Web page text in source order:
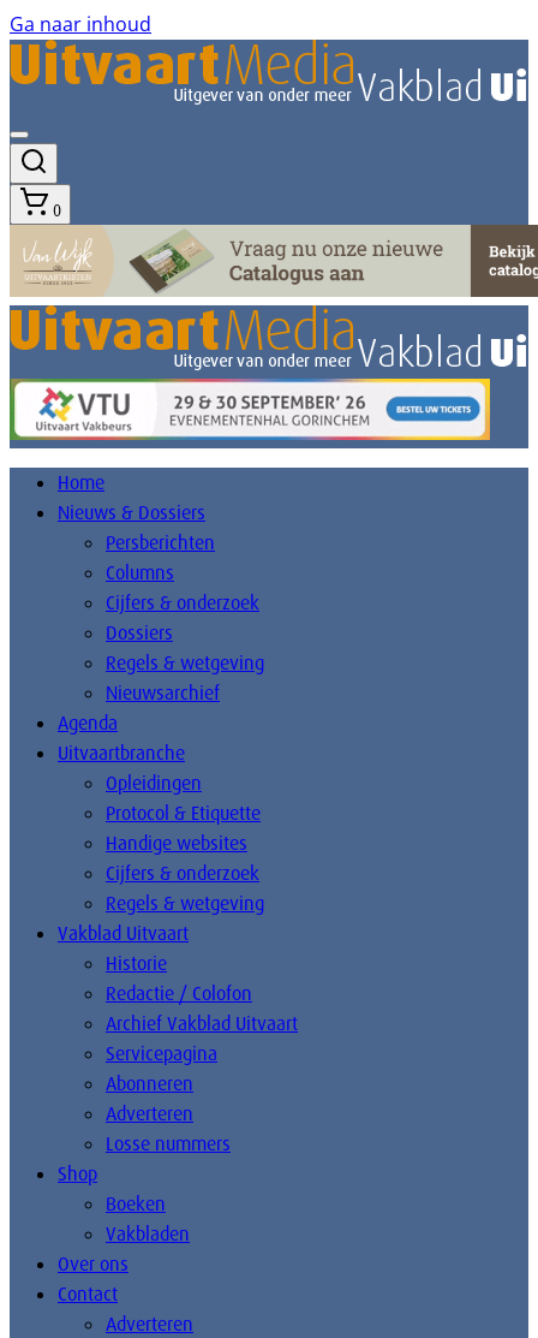
Ga naar inhoud
0
Home
Nieuws & Dossiers
Persberichten
Columns
Cijfers & onderzoek
Dossiers
Regels & wetgeving
Nieuwsarchief
Agenda
Uitvaartbranche
Opleidingen
Protocol & Etiquette
Handige websites
Cijfers & onderzoek
Regels & wetgeving
Vakblad Uitvaart
Historie
Redactie / Colofon
Archief Vakblad Uitvaart
Servicepagina
Abonneren
Adverteren
Losse nummers
Shop
Boeken
Vakbladen
Over ons
Contact
Adverteren